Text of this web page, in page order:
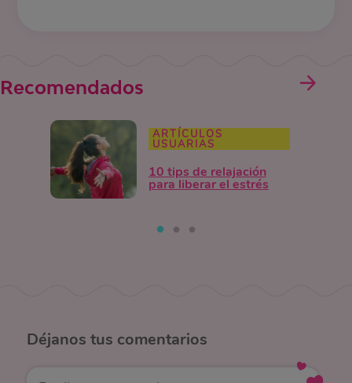
Recomendados
ARTÍCULOS
USUARIAS
10 tips de relajación
para liberar el estrés
Déjanos tus comentarios